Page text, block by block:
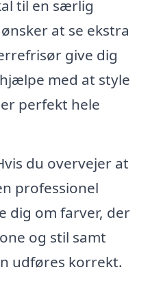
til en særlig
at se ekstra
give dig
med at style
perfekt hele
du overvejer at
professionel
dig om farver, der
og stil samt
udføres korrekt.